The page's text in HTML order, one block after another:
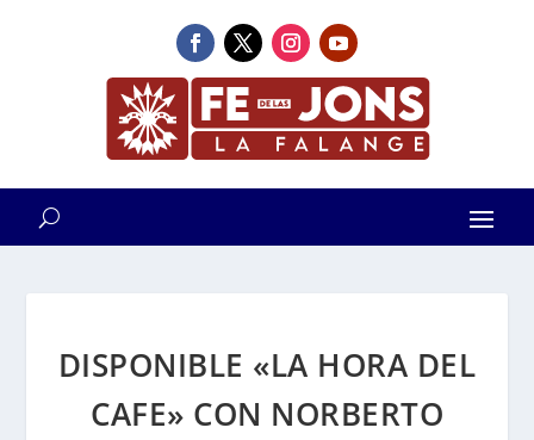
DISPONIBLE «LA HORA DEL
CAFE» CON NORBERTO